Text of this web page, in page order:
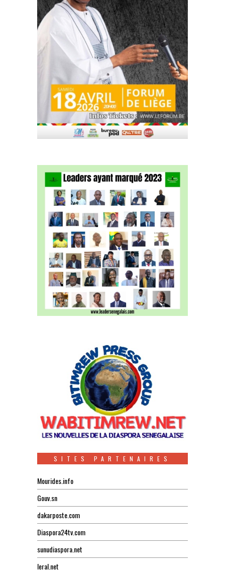
SITES PARTENAIRES
Mourides.info
Gouv.sn
dakarposte.com
Diaspora24tv.com
sunudiaspora.net
leral.net